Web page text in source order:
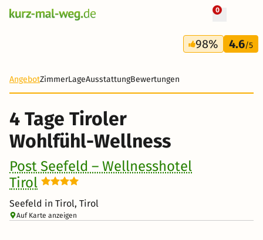
0
4 Tage
509 €
+ 54 Fotos
98% 4.6/5
AngebotZimmerLageAusstattungBewertungen
4 Tage Tiroler
Wohlfühl-Wellness
Post Seefeld – Wellnesshotel
Tirol
Seefeld in Tirol, Tirol
Auf Karte anzeigen